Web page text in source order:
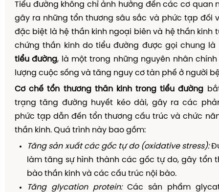
Tiểu đường không chỉ ảnh hưởng đến các cơ quan
gây ra những tổn thương sâu sắc và phức tạp đối
đặc biệt là hệ thần kinh ngoại biên và hệ thần kinh
chứng thần kinh do tiểu đường được gọi chung là
tiểu đường, là một trong những nguyên nhân
lượng cuộc sống và tăng nguy cơ tàn phế ở người
Cơ chế tổn thương thần kinh trong tiểu đường
trạng tăng đường huyết kéo dài, gây ra các
phức tạp dẫn đến tổn thương cấu trúc và chức
thần kinh. Quá trình này bao gồm:
Tăng sản xuất các gốc tự do (oxidative stress):
làm tăng sự hình thành các gốc tự do, gây tổn
bào thần kinh và các cấu trúc nội bào.
Tăng glycation protein:Các sản phẩm